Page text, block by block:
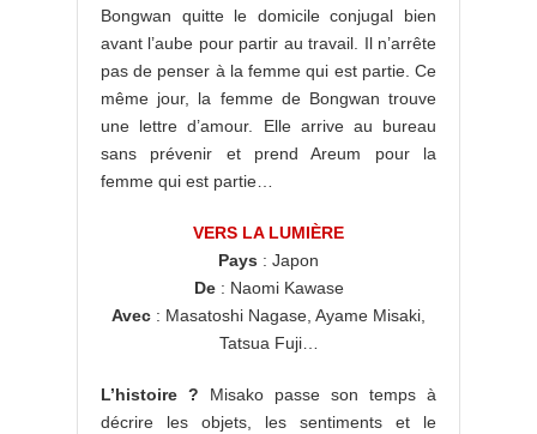
Bongwan quitte le domicile conjugal bien
avant l’aube pour partir au travail. Il n’arrête
pas de penser à la femme qui est partie. Ce
même jour, la femme de Bongwan trouve
une lettre d’amour. Elle arrive au bureau
sans prévenir et prend Areum pour la
femme qui est partie…
VERS LA LUMIÈRE
Pays : Japon
De: Naomi Kawase
Avec : Masatoshi Nagase, Ayame Misaki,
Tatsua Fuji…
L’histoire ? Misako passe son temps à
décrire les objets, les sentiments et le